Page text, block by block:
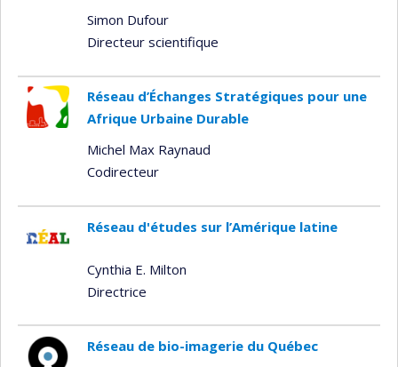
Simon Dufour
Directeur scientifique
Réseau d’Échanges Stratégiques pour une
Afrique Urbaine Durable
Michel Max Raynaud
Codirecteur
Réseau d'études sur l’Amérique latine
Cynthia E. Milton
Directrice
Réseau de bio-imagerie du Québec